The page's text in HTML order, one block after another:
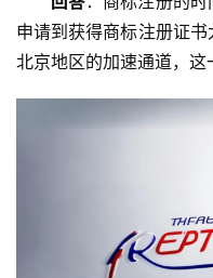
申请到获得商标注册证
北京地区的加速通道，这